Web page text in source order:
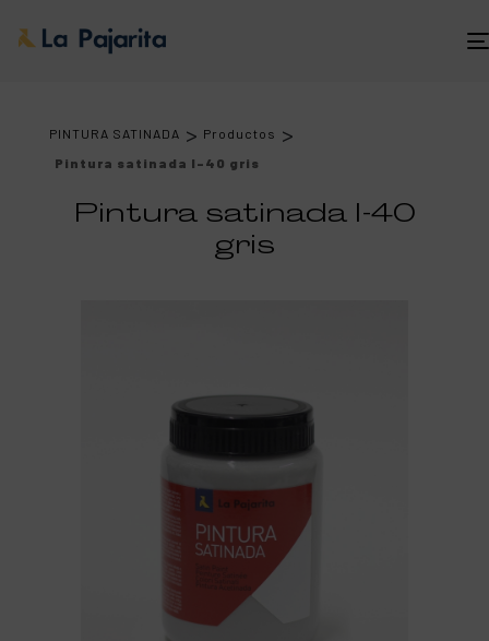
PINTURA SATINADA > Productos >
Pintura satinada l-40 gris
Pintura satinada l-40
gris